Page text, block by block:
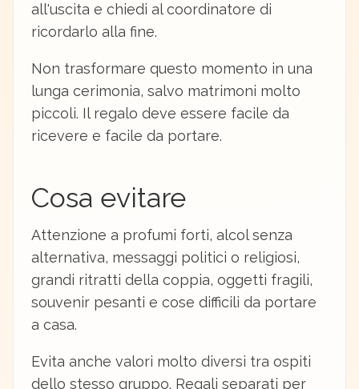
all'uscita e chiedi al coordinatore di
ricordarlo alla fine.
Non trasformare questo momento in una
lunga cerimonia, salvo matrimoni molto
piccoli. Il regalo deve essere facile da
ricevere e facile da portare.
Cosa evitare
Attenzione a profumi forti, alcol senza
alternativa, messaggi politici o religiosi,
grandi ritratti della coppia, oggetti fragili,
souvenir pesanti e cose difficili da portare
a casa.
Evita anche valori molto diversi tra ospiti
dello stesso gruppo. Regali separati per